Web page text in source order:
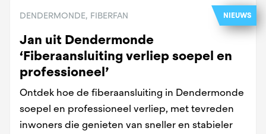
NIEUWS
DENDERMONDE, FIBERFAN
Jan uit Dendermonde
‘Fiberaansluiting verliep soepel en
professioneel’
Ontdek hoe de fiberaansluiting in Dendermonde
soepel en professioneel verliep, met tevreden
inwoners die genieten van sneller en stabieler